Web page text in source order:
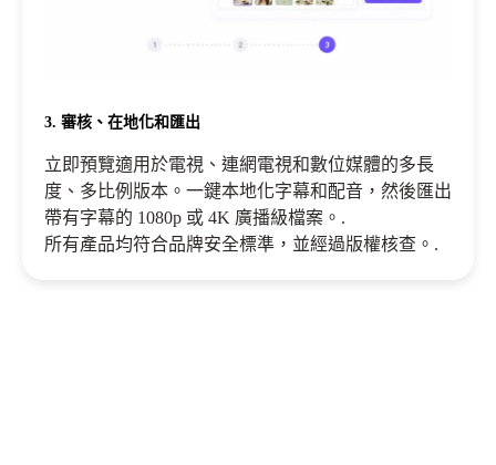
3. 審核、在地化和匯出
立即預覽適用於電視、連網電視和數位媒體的多長
度、多比例版本。一鍵本地化字幕和配音，然後匯出
帶有字幕的 1080p 或 4K 廣播級檔案。.
所有產品均符合品牌安全標準，並經過版權核查。.